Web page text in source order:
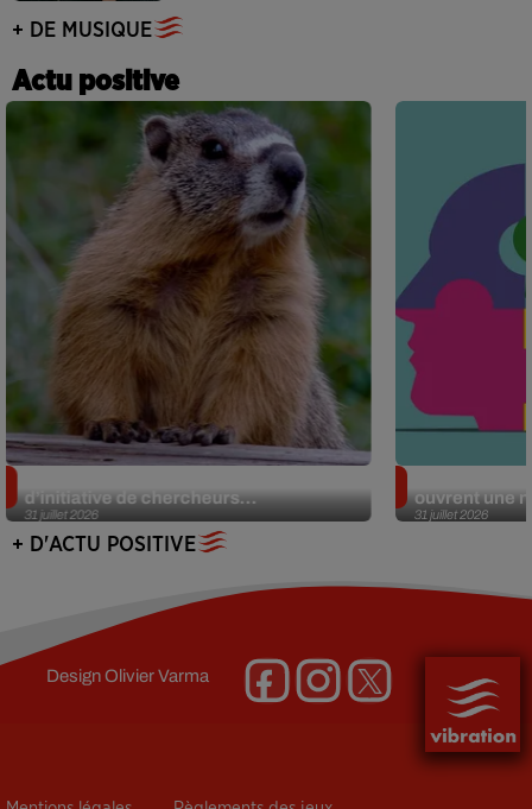
+ DE MUSIQUE
Actu positive
31 juillet 2026
d’initiative de chercheurs...
31 juillet 2026
ouvrent une
+ D'ACTU POSITIVE
DesignOlivier Varma